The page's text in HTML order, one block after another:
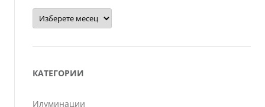
Архиви
КАТЕГОРИИ
Илуминации